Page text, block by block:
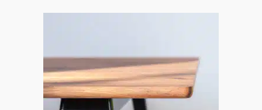
product
Deze
optie
kan
gekozen